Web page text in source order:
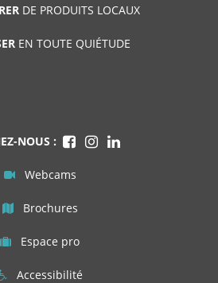
DE PRODUITS LOCAUX
EN TOUTE QUIÉTUDE
NOUS :
Webcams
Brochures
Espace pro
Accessibilité